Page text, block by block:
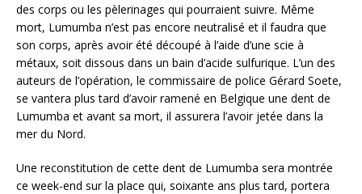
des corps ou les pèlerinages qui pourraient suivre. Même
mort, Lumumba n’est pas encore neutralisé et il faudra que
son corps, après avoir été découpé à l’aide d’une scie à
métaux, soit dissous dans un bain d’acide sulfurique. L’un des
auteurs de l’opération, le commissaire de police Gérard Soete,
se vantera plus tard d’avoir ramené en Belgique une dent de
Lumumba et avant sa mort, il assurera l’avoir jetée dans la
mer du Nord.
Une reconstitution de cette dent de Lumumba sera montrée
ce week-end sur la place qui, soixante ans plus tard, portera